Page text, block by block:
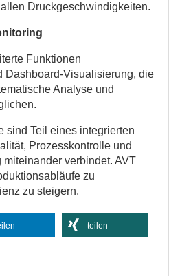
Druckgeschwindigkeiten.
Funktionen
Dashboard-Visualisierung, die
Analyse und
sind Teil eines integrierten
Prozesskontrolle und
verbindet. AVT
zu
zu steigern.
teilen